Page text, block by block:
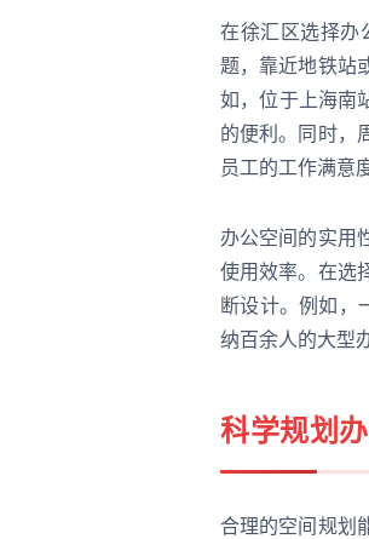
在徐汇区选择办
题，靠近地铁站
如，位于上海南
的便利。同时，
员工的工作满意度
办公空间的实用
使用效率。在选
断设计。例如，
纳百余人的大型
科学规划
合理的空间规划